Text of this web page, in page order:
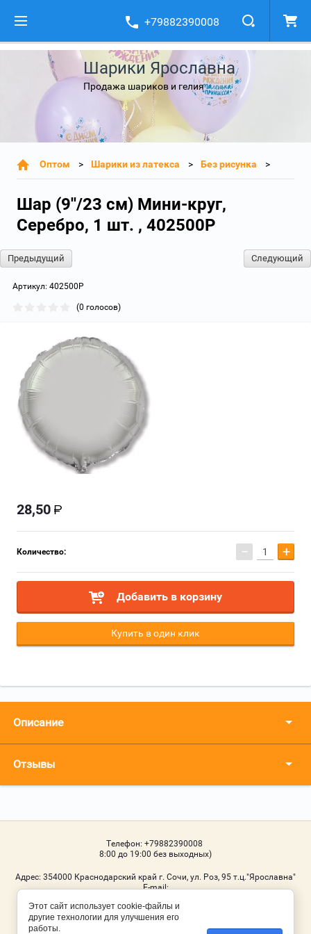
+79882390008
Шарики Ярославна
Продажа шариков и гелия
Оптом Шарики из латекса Без рисунка
Шар (9''/23 см) Мини-круг,
Серебро, 1 шт. , 402500P
Предыдущий Следующий
Артикул: 402500P
(0 голосов)
28,50
Количество: − +
Добавить в корзину
Купить в один клик
Описание
Отзывы
Телефон: +79882390008
8:00 до 19:00 без выходных)
Адрес: 354000 Краснодарский край г. Сочи, ул. Роз, 95 т.ц."Ярославна"
Е-mail:
Мы в соц. сетях
Этот сайт использует cookie-файлы и
другие технологии для улучшения его
работы.